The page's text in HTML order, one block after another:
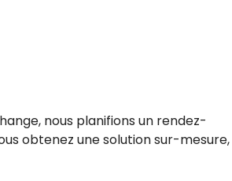
nous planifions un rendez-
obtenez une solution sur-mesure,